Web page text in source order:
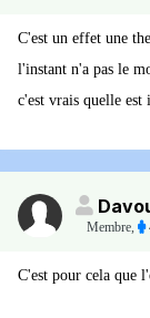
C'est un effet une
l'instant n'a pas le
c'est vrais quelle est
Membre
C'est pour cela que